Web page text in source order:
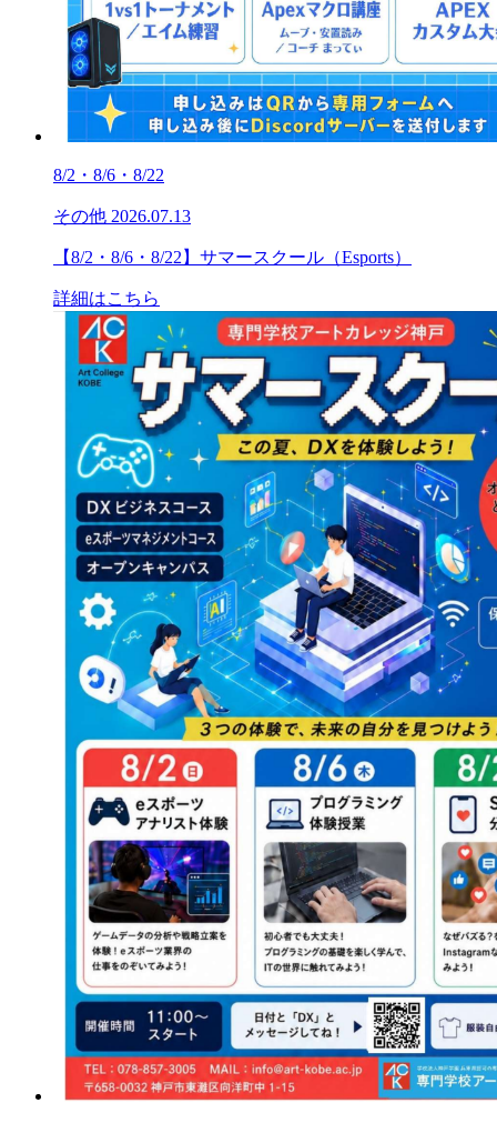
8/2・8/6・8/22
その他 2026.07.13
【8/2・8/6・8/22】サマースクール（Esports）
詳細はこちら